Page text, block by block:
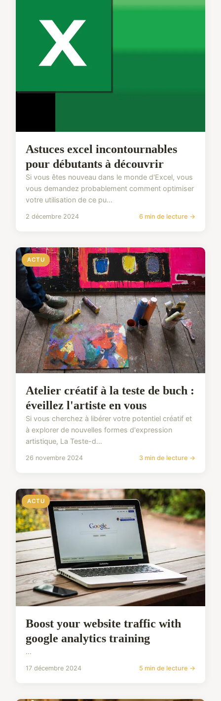
Astuces excel incontournables
pour débutants à découvrir
Si vous êtes nouveau dans le monde d'Excel, vous
vous demandez probablement comment optimiser
votre utilisation de ce pu...
2 décembre 2024 6 min de lecture →
ACTU
Atelier créatif à la teste de buch :
éveillez l'artiste en vous
Si vous cherchez à libérer votre potentiel créatif et
à explorer de nouvelles formes d'expression
artistique, La Teste-d...
26 novembre 2024 3 min de lecture →
ACTU
Boost your website traffic with
google analytics training
...
17 décembre 2024 5 min de lecture →